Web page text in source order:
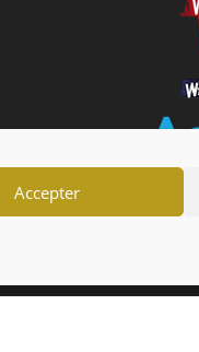
Accepter